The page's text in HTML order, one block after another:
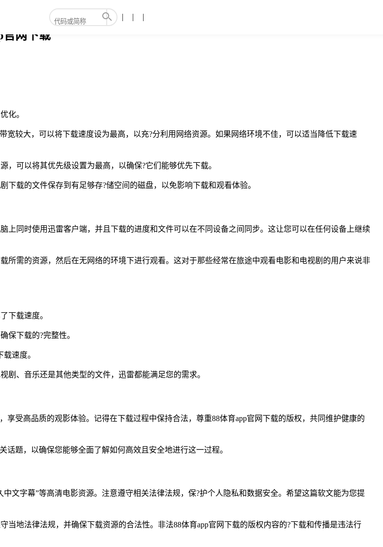
官网下载
化。
较大，可以将下载速度设为最高，以充?分利用网络资源。如果网络环境不佳，可以适当降低下载速
可以将其优先级设置为最高，以确保?它们能够优先下载。
载的文件保存到有足够存?储空间的磁盘，以免影响下载和观看体验。
上同时使用迅雷客户端，并且下载的进度和文件可以在不同设备之间同步。这让您可以在任何设备上继续
所需的资源，然后在无网络的环境下进行观看。这对于那些经常在旅途中观看电影和电视剧的用户来说非
下载速度。
保下载的?完整性。
速度。
剧、音乐还是其他类型的文件，迅雷都能满足您的需求。
受高品质的观影体验。记得在下载过程中保持合法，尊重88体育app官网下载的版权，共同维护健康的
题，以确保您能够全面了解如何高效且安全地进行这一过程。
文字幕”等高清电影资源。注意遵守相关法律法规，保?护个人隐私和数据安全。希望这篇软文能为您提
地法律法规，并确保下载资源的合法性。非法88体育app官网下载的版权内容的?下载和传播是违法行